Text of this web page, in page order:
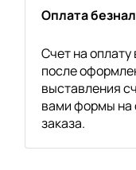
Оплата
Счет на
после
выставления
вами формы на
заказа.